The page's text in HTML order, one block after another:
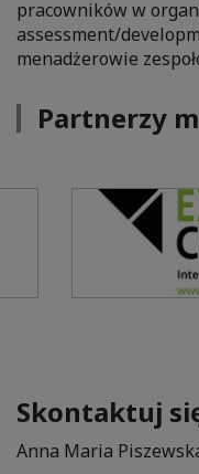
pracowników w
assessment/
menadżerowie
Partnerzy
Skontaktuj
Anna Maria